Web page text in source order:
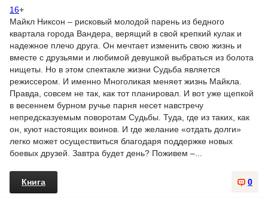
16+
Майкл Никсон – рисковый молодой парень из бедного
квартала города Вандера, верящий в свой крепкий кулак и
надежное плечо друга. Он мечтает изменить свою жизнь и
вместе с друзьями и любимой девушкой выбраться из болота
нищеты. Но в этом спектакле жизни Судьба является
режиссером. И именно Многоликая меняет жизнь Майкла.
Правда, совсем не так, как тот планировал. И вот уже щепкой
в весеннем бурном ручье парня несет навстречу
непредсказуемым поворотам Судьбы. Туда, где из таких, как
он, куют настоящих воинов. И где желание «отдать долги»
легко может осуществиться благодаря поддержке новых
боевых друзей. Завтра будет день? Поживем –...
0
Книга